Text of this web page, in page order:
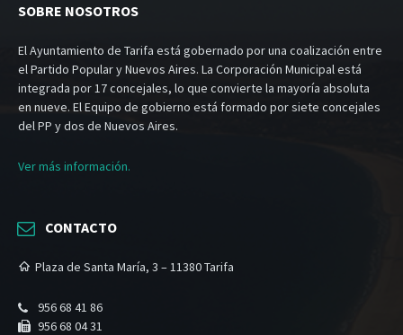
SOBRE NOSOTROS
El Ayuntamiento de Tarifa está gobernado por una coalización entre
el Partido Popular y Nuevos Aires. La Corporación Municipal está
integrada por 17 concejales, lo que convierte la mayoría absoluta
en nueve. El Equipo de gobierno está formado por siete concejales
del PP y dos de Nuevos Aires.
Ver más información.
CONTACTO
Plaza de Santa María, 3 – 11380 Tarifa
956 68 41 86
956 68 04 31